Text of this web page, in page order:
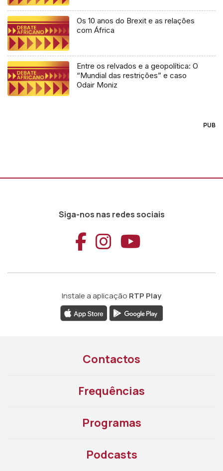
Os 10 anos do Brexit e as relações
com África
Entre os relvados e a geopolítica: O
“Mundial das restrições” e caso
Odair Moniz
PUB
Siga-nos nas redes sociais
Aceder ao
Aceder ao
Aceder
Instale a aplicação RTP Play
Contactos
Frequências
Programas
Podcasts